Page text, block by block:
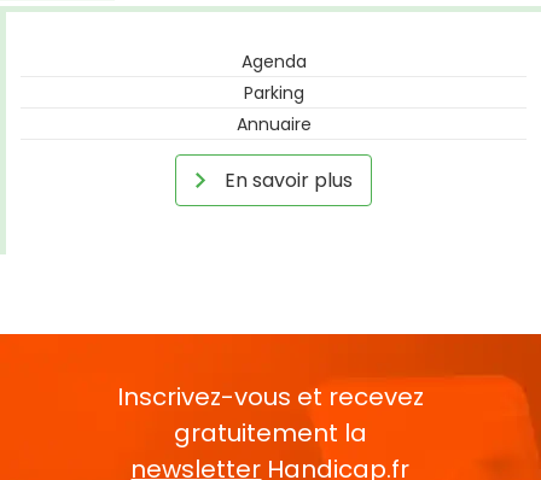
Agenda
Parking
Annuaire
En savoir plus
Inscrivez-vous et recevez
gratuitement la
newsletter Handicap.fr